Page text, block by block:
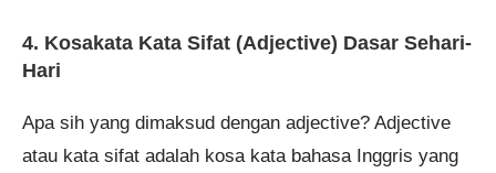
4. Kosakata Kata Sifat (Adjective) Dasar Sehari-
Hari
Apa sih yang dimaksud dengan adjective? Adjective
atau kata sifat adalah kosa kata bahasa Inggris yang